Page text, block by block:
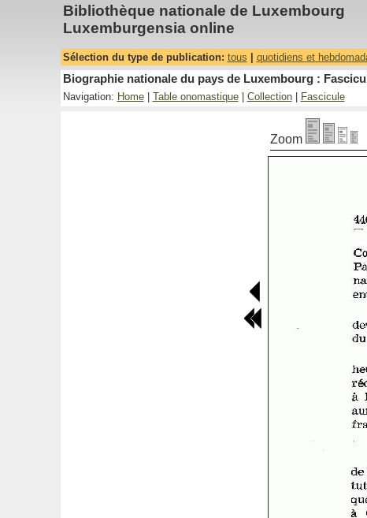
Bibliothèque nationale de Luxembourg
Luxemburgensia online
Sélection du type de publication: tous quotidiens et
Biographie nationale du pays de Luxembourg :
Navigation: Home| Table onomastique| Collection| Fascicule
Zoom